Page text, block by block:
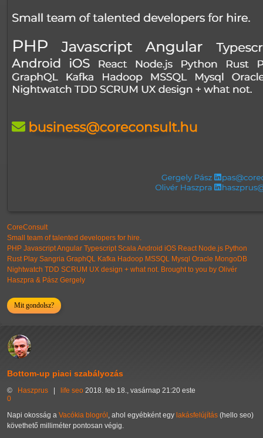
CoreConsult
Small team of talented developers for hire.
PHP Javascript Angular Typescript Scala Android iOS React Node.js Python
Rust Play Sangria GraphQL Kafka Hadoop MSSQL Mysql Oracle MongoDB
Nightwatch TDD SCRUM UX design + what not. Brought to you by Olivér
Haszpra & Pász Gergely
Mit gondolsz?
Bottom-up piaci szabályozás
© Haszprus life seo 2018. feb 18., vasárnap 21:20 este
0
Napi okosság a Vacókia blogról , ahol egyébként egy lakásfelújítás (hello seo)
követhető milliméter pontosan végig.